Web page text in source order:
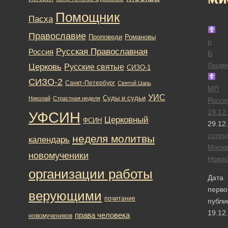
р
Б
МП
Дата
Пасха Помощник
Православие Проповеди Романовы
Россия Русская Православная
Церковь Русские святые СИЗО-1
СИЗО-2 Санкт-Петербург Святой Царь
Николай Страстная неделя Суды и судьи УИС
УФСИН ФСИН Церковный
календарь неделя молитвы
новомученики
организации работы
верующими почитание
новомучеников права человека